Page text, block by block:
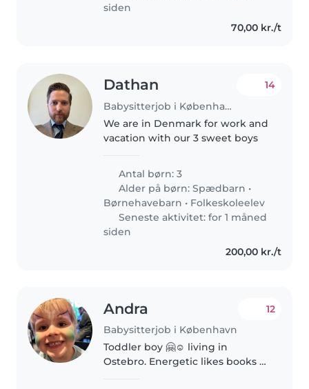
siden
70,00 kr./t
Dathan
Babysitterjob i København
14
We are in Denmark for work and
vacation with our 3 sweet boys
Antal børn: 3
Alder på børn:Spædbarn •
Børnehavebarn • Folkeskoleelev
Seneste aktivitet: for 1 måned
siden
200,00 kr./t
Andra
Babysitterjob i København
12
Toddler boy 🤗☺️ living in
Ostebro. Energetic likes books 📚